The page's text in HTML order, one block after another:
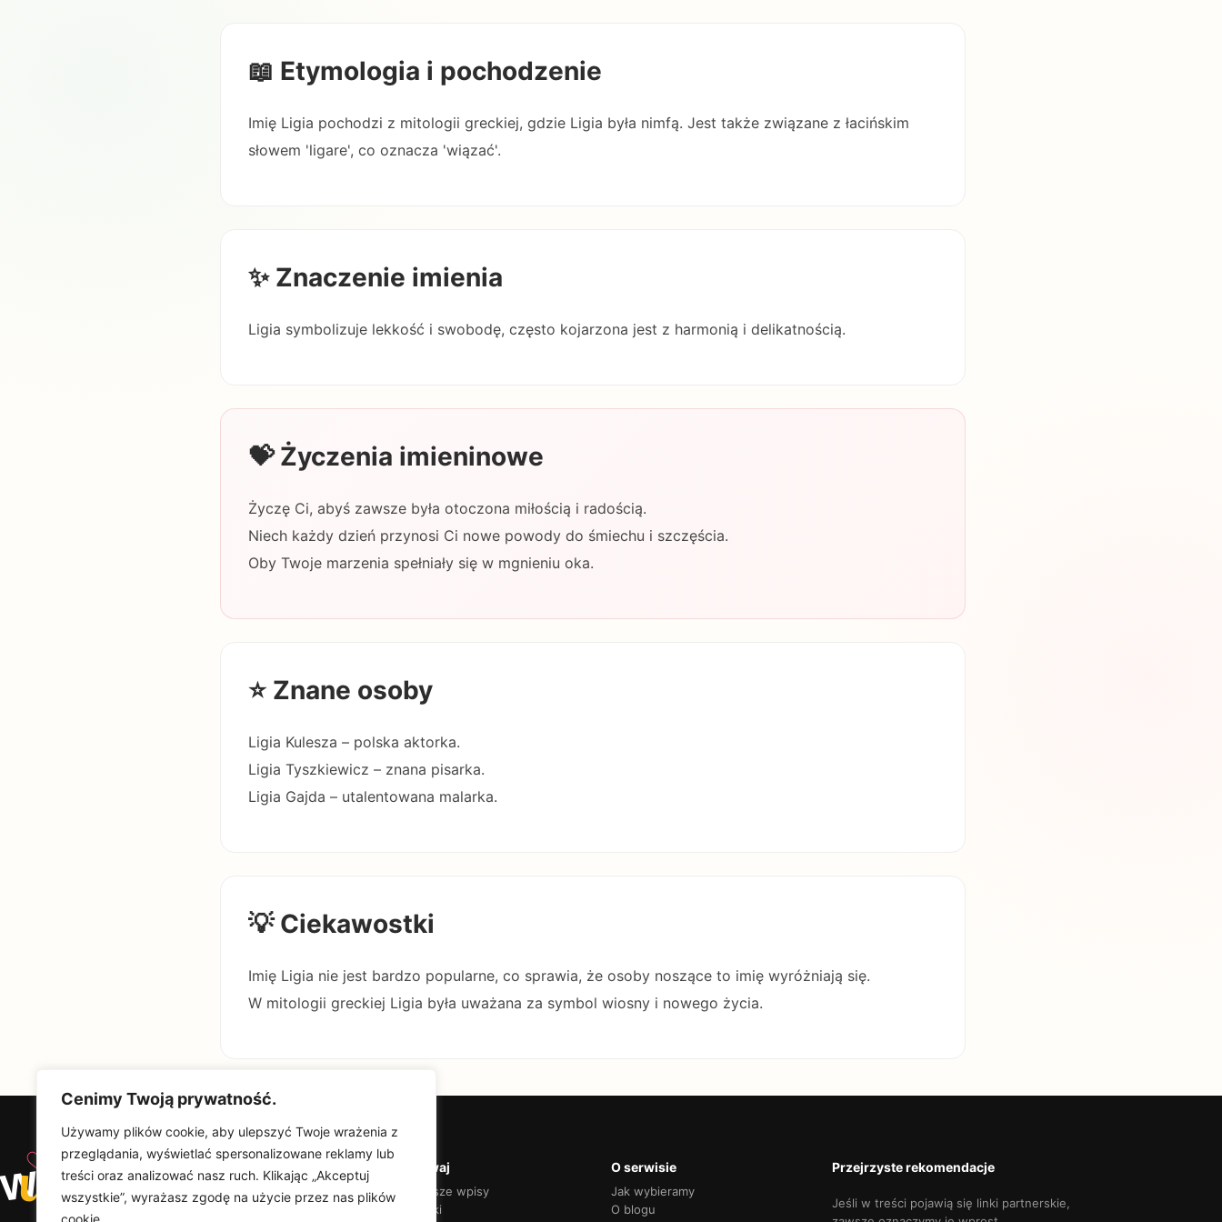
Cenimy Twoją prywatność.
Używamy plików cookie, aby ulepszyć Twoje wrażenia z
przeglądania, wyświetlać spersonalizowane reklamy lub
treści oraz analizować nasz ruch. Klikając „Akceptuj
wszystkie”, wyrażasz zgodę na użycie przez nas plików
cookie.
📖 Etymologia i pochodzenie
Imię Ligia pochodzi z mitologii greckiej, gdzie Ligia była nimfą. Jest także związane z łacińskim
słowem 'ligare', co oznacza 'wiązać'.
✨ Znaczenie imienia
Ligia symbolizuje lekkość i swobodę, często kojarzona jest z harmonią i delikatnością.
💝 Życzenia imieninowe
Życzę Ci, abyś zawsze była otoczona miłością i radością.
Niech każdy dzień przynosi Ci nowe powody do śmiechu i szczęścia.
Oby Twoje marzenia spełniały się w mgnieniu oka.
⭐ Znane osoby
Ligia Kulesza – polska aktorka.
Ligia Tyszkiewicz – znana pisarka.
Ligia Gajda – utalentowana malarka.
💡 Ciekawostki
Imię Ligia nie jest bardzo popularne, co sprawia, że osoby noszące to imię wyróżniają się.
W mitologii greckiej Ligia była uważana za symbol wiosny i nowego życia.
u
♡ Wyjątkowy
Upominek
Odkrywaj
Najnowsze wpisy
Poradniki
O serwisie
Jak wybieramy
O blogu
Przejrzyste rekomendacje
Jeśli w treści pojawią się linki partnerskie,